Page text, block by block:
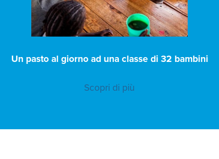
Un pasto al giorno ad una classe di 32 bambini
Scopri di più